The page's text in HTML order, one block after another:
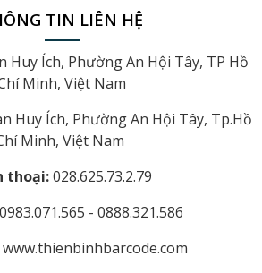
TIN LIÊN HỆ
Huy Ích, Phường An Hội Tây, TP Hồ
Minh, Việt Nam
Huy Ích, Phường An Hội Tây, Tp.Hồ
Minh, Việt Nam
thoại:028.625.73.2.79
0983.071.565 - 0888.321.586
www.thienbinhbarcode.com